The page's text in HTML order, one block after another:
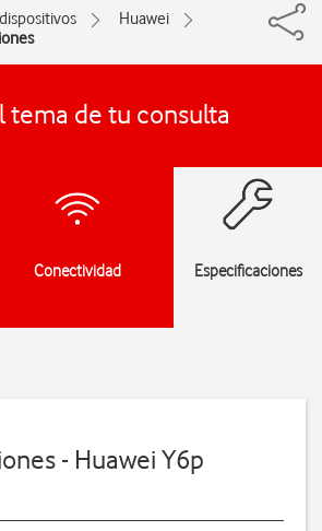
Huawei
tema de tu consulta
Conectividad Especificaciones
- Huawei Y6p